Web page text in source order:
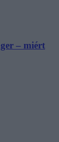
– miért